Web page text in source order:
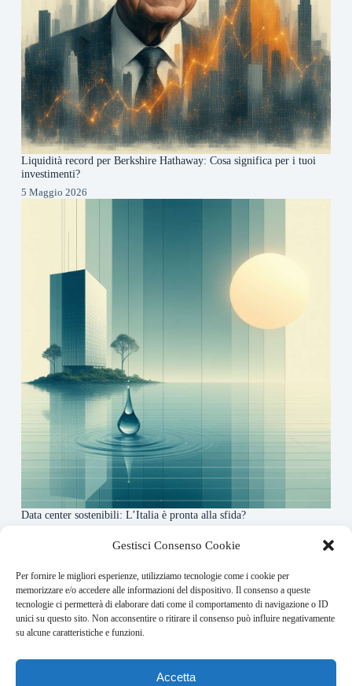
Gestisci Consenso Cookie
Per fornire le migliori esperienze, utilizziamo tecnologie come i cookie per
memorizzare e/o accedere alle informazioni del dispositivo. Il consenso a queste
tecnologie ci permetterà di elaborare dati come il comportamento di navigazione o ID
unici su questo sito. Non acconsentire o ritirare il consenso può influire negativamente
su alcune caratteristiche e funzioni.
Accetta
Liquidità record per Berkshire Hathaway: Cosa significa per i tuoi
investimenti?
5 Maggio 2026
Data center sostenibili: L’Italia è pronta alla sfida?
About this website
Finance-Bullet.it ogni giorno trova per te le notizie più
rilevanti in ambito finanziario.
Address:
VIA USODIMARE 3 - 37138 - VERONA (VR)